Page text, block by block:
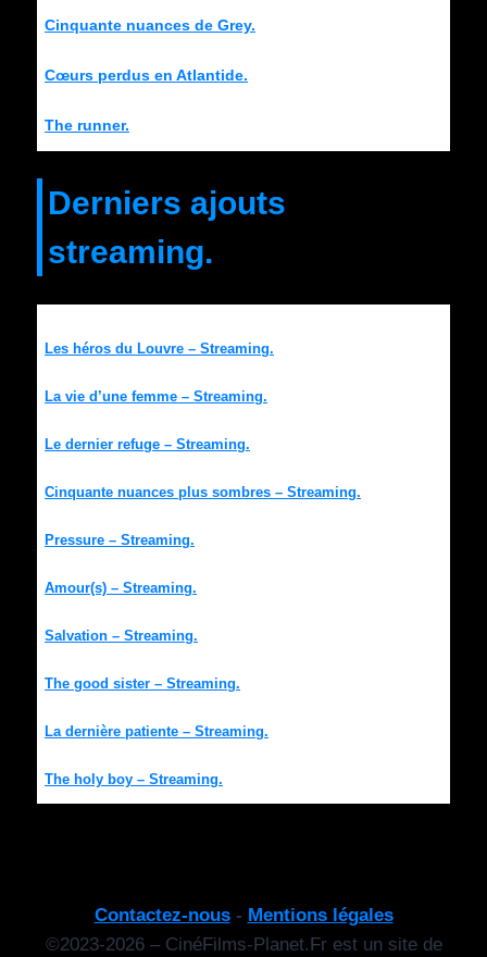
Cinquante nuances de Grey.
Cœurs perdus en Atlantide.
The runner.
Derniers ajouts
streaming.
Les héros du Louvre – Streaming.
La vie d’une femme – Streaming.
Le dernier refuge – Streaming.
Cinquante nuances plus sombres – Streaming.
Pressure – Streaming.
Amour(s) – Streaming.
Salvation – Streaming.
The good sister – Streaming.
La dernière patiente – Streaming.
The holy boy – Streaming.
Contactez-nous- Mentions légales
©2023-2026 – CinéFilms-Planet.Fr est un site de